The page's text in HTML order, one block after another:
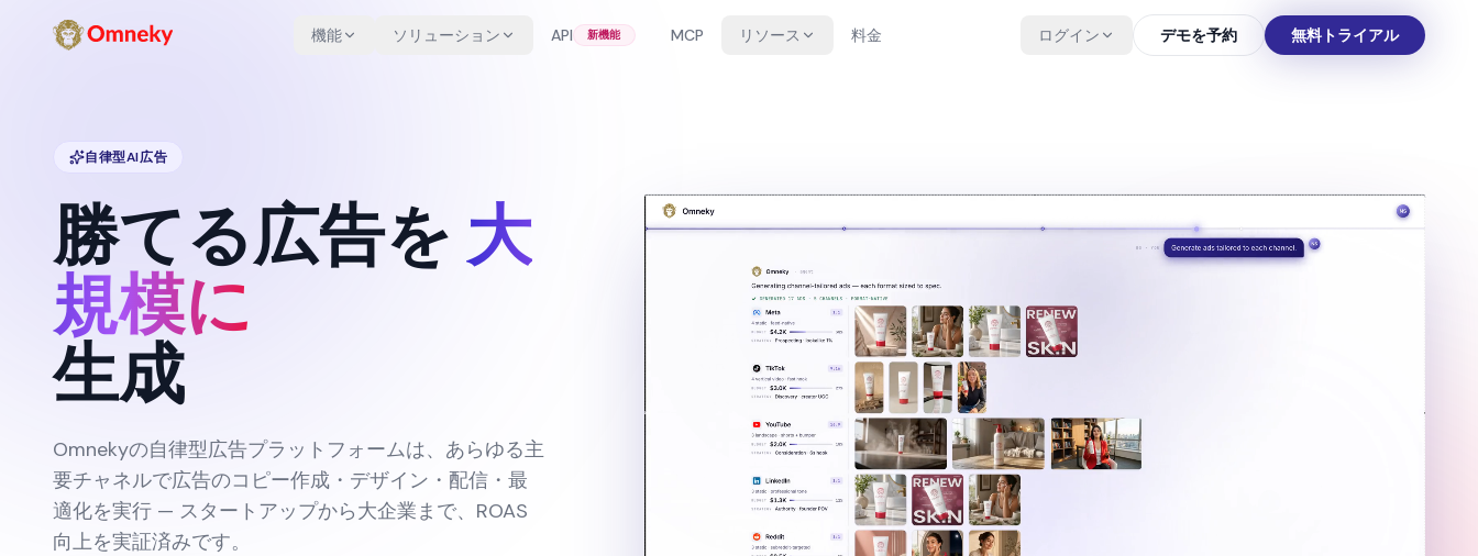
機能 ソリューション API 新機能 MCP リソース 料金 ログイン デモを予約 無料トライアル
自律型AI広告
勝てる広告を大
規模に
生成
Omnekyの自律型広告プラットフォームは、あらゆる主
要チャネルで広告のコピー作成・デザイン・配信・最
適化を実行 — スタートアップから大企業まで、ROAS
向上を実証済みです。